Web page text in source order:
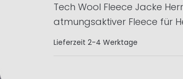
Tech Wool Fleece Jacke
atmungsaktiver Fleece für
Lieferzeit 2-4 Werktage